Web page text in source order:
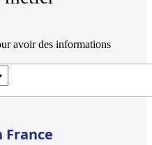
avoir des informations